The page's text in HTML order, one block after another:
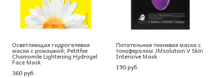
Осветляющая гидрогелевая
маска с ромашкой; Petitfee
Chamomile Lightening Hydrogel
Face Mask
360 pуб.
Питательная тканевая маска с
токоферолом JMsolution V Skin
Intensive Mask
190 pуб.